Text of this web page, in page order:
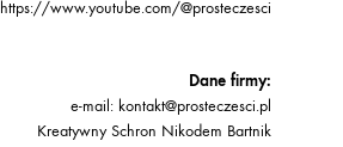
https://www.youtube.com/@prosteczesci
Dane firmy:
e-mail: kontakt@prosteczesci.pl
Kreatywny Schron Nikodem Bartnik